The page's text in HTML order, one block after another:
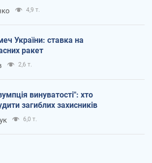
4,9 т.
України: ставка на
ракет
2,6 т.
винуватості": хто
загиблих захисників
6,0 т.